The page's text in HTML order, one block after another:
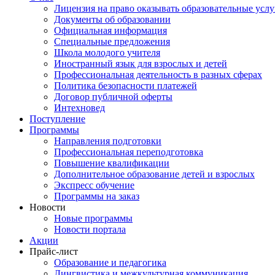
Лицензия на право оказывать образовательные
Документы об образовании
Официальная информация
Специальные предложения
Школа молодого учителя
Иностранный язык для взрослых и детей
Профессиональная деятельность в разных сферах
Политика безопасности платежей
Договор публичной оферты
Интехновед
Поступление
Программы
Направления подготовки
Профессиональная переподготовка
Повышение квалификации
Дополнительное образование детей и взрослых
Экспресс обучение
Программы на заказ
Новости
Новые программы
Новости портала
Акции
Прайс-лист
Образование и педагогика